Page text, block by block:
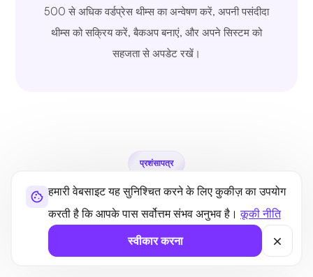
हमारी वेबसाइट यह सुनिश्चित करने के लिए कुकीज़ का उपयोग
करती है कि आपके पास सर्वोत्तम संभव अनुभव है।कूकी नीति
स्वीकार करना
500 से अधिक वर्डप्रेस थीम्स का अन्वेषण करें, अपनी पसंदीदा
थीम्स को सक्रिय करें, बैकअप बनाएं, और अपने सिस्टम को
सहजता से अपडेट रखें।
प्रशंसापत्र
विश्वसनीय वास्तविक समीक्षाएँ
सभी देखें